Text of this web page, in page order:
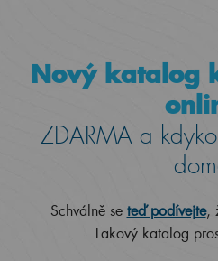
Nový katalog
ZDARMA a
Schválně se teď podívejte,
Takový katalog